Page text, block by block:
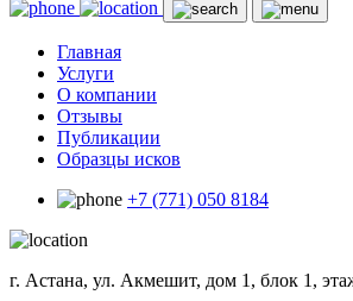
Главная
Услуги
О компании
Отзывы
Публикации
Образцы исков
+7 (771) 050 8184
г. Астана, ул. Акмешит, дом 1, блок 1,